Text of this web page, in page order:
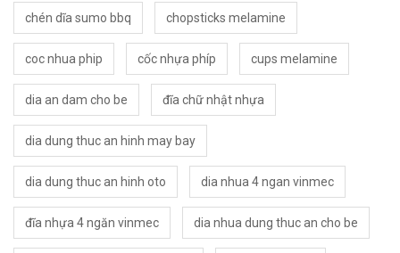
chén dĩa sumo bbq chopsticks melamine
coc nhua phip cốc nhựa phíp cups melamine
dia an dam cho be đĩa chữ nhật nhựa
dia dung thuc an hinh may bay
dia dung thuc an hinh oto dia nhua 4 ngan vinmec
đĩa nhựa 4 ngăn vinmec dia nhua dung thuc an cho be